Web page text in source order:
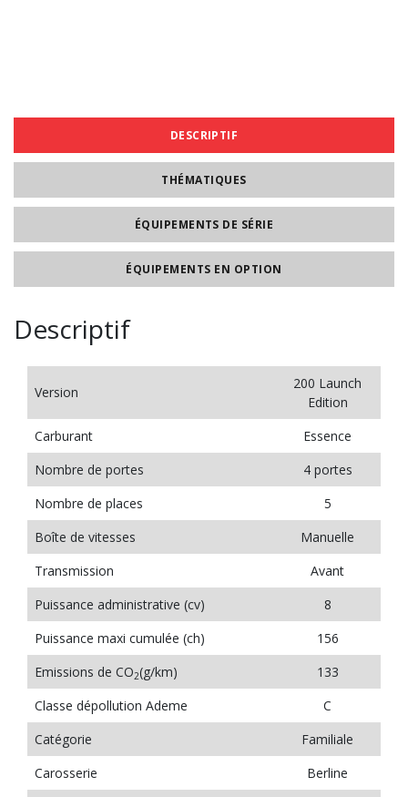
DESCRIPTIF
THÉMATIQUES
ÉQUIPEMENTS DE SÉRIE
ÉQUIPEMENTS EN OPTION
Descriptif
Version
200 Launch
Edition
Carburant
Essence
Nombre de portes
4 portes
Nombre de places
5
Boîte de vitesses
Manuelle
Transmission
Avant
Puissance administrative (cv)
8
Puissance maxi cumulée (ch)
156
Emissions de CO2(g/km)
133
Classe dépollution Ademe
C
Catégorie
Familiale
Carosserie
Berline